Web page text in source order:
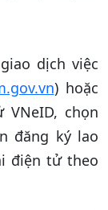
dịch việc
) hoặc
chọn
đăng ký lao
điện tử theo